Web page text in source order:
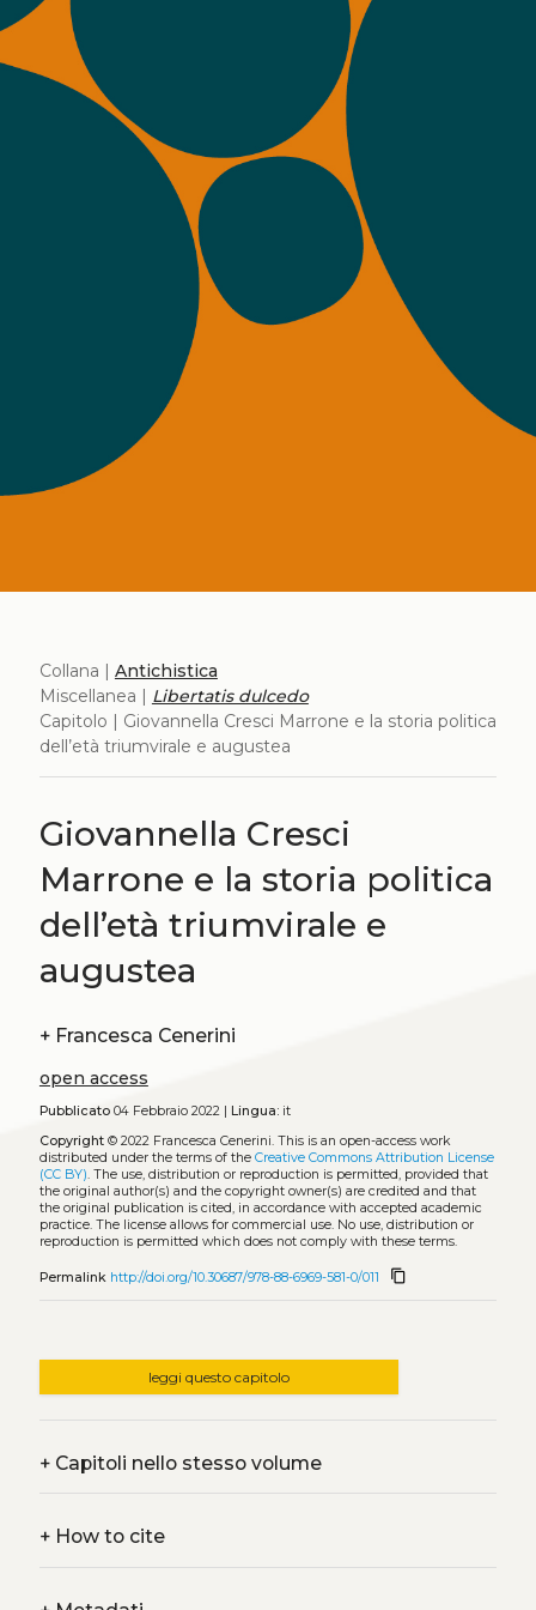
Collana | Antichistica
Miscellanea | Libertatis dulcedo
Capitolo | Giovannella Cresci Marrone e la storia politica
dell’età triumvirale e augustea
Giovannella Cresci
Marrone e la storia politica
dell’età triumvirale e
augustea
+ Francesca Cenerini
open access
Pubblicato04 Febbraio 2022 | Lingua:it
Copyright© 2022 Francesca Cenerini. This is an open-access work
distributed under the terms of the Creative Commons Attribution License
(CC BY). The use, distribution or reproduction is permitted, provided that
the original author(s) and the copyright owner(s) are credited and that
the original publication is cited, in accordance with accepted academic
practice. The license allows for commercial use. No use, distribution or
reproduction is permitted which does not comply with these terms.
Permalink http://doi.org/10.30687/978-88-6969-581-0/011 content_copy
leggi questo capitolo
+Capitoli nello stesso volume
+How to cite